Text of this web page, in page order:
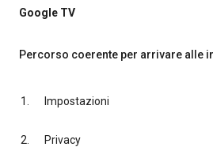
Google TV
Percorso coerente per arrivare alle
Impostazioni
Privacy